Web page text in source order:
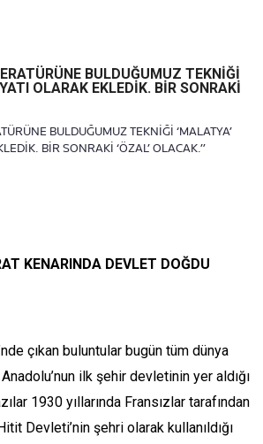
BULDUĞUMUZ TEKNİĞİ ‘MALATYA’
BİR SONRAKİ ‘ÖZAL’ OLACAK.”
KENARINDA DEVLET DOĞDU
çıkan buluntular bugün tüm dünya
ilk şehir devletinin yer aldığı
1930 yıllarında Fransızlar tarafından
Devleti’nin şehri olarak kullanıldığı